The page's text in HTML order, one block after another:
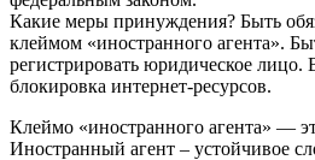
Какие меры принуждения? Быть
клеймом «иностранного агента».
регистрировать юридическое лицо.
блокировка интернет-ресурсов.
Клеймо «иностранного агента» —
Иностранный агент – устойчивое